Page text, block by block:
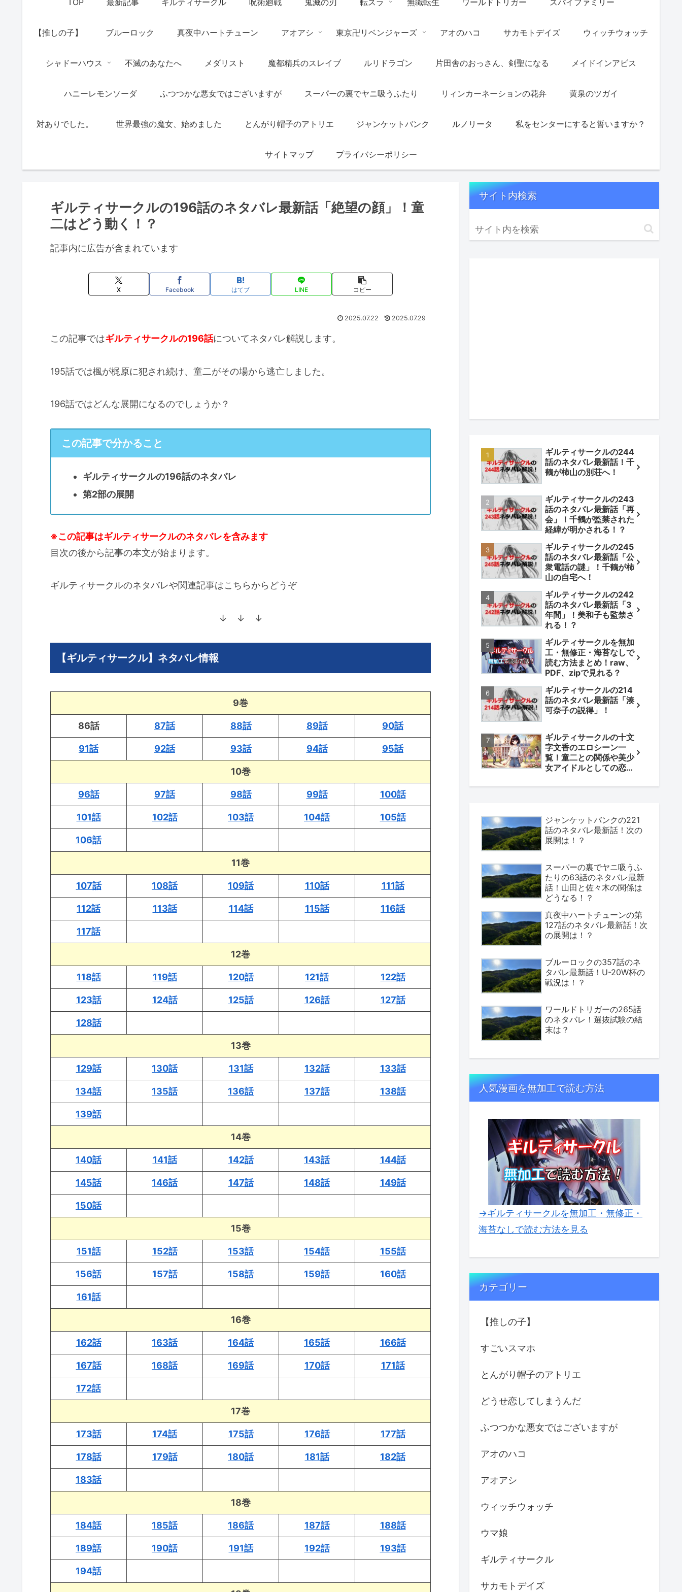
【推しの子】 ブルーロック 真夜中ハートチューン アオアシ 東京卍リベンジャーズ アオのハコ サカモトデイズ ウィッチウォッチ
シャドーハウス 不滅のあなたへ メダリスト 魔都精兵のスレイブ ルリドラゴン 片田舎のおっさん、剣聖になる メイドインアビス
ハニーレモンソーダ ふつつかな悪女ではございますが スーパーの裏でヤニ吸うふたり リィンカーネーションの花弁 黄泉のツガイ
対ありでした。 世界最強の魔女、始めました とんがり帽子のアトリエ ジャンケットバンク ルノリータ 私をセンターにすると誓いますか？
サイトマップ プライバシーポリシー
ギルティサークルの196話のネタバレ最新話「絶望の顔」！童
二はどう動く！？
記事内に広告が含まれています
X Facebook はてブ LINE コピー
2025.07.22 2025.07.29
この記事ではギルティサークルの196話についてネタバレ解説します。
195話では楓が梶原に犯され続け、童二がその場から逃亡しました。
196話ではどんな展開になるのでしょうか？
この記事で分かること
ギルティサークルの196話のネタバレ
第2部の展開
※この記事はギルティサークルのネタバレを含みます
目次の後から記事の本文が始まります。
ギルティサークルのネタバレや関連記事はこちらからどうぞ
↓ ↓ ↓
【ギルティサークル】ネタバレ情報
9巻
86話 87話 88話 89話 90話
91話 92話 93話 94話 95話
10巻
96話 97話 98話 99話 100話
101話 102話 103話 104話 105話
106話
11巻
107話 108話 109話 110話 111話
112話 113話 114話 115話 116話
117話
12巻
118話 119話 120話 121話 122話
123話 124話 125話 126話 127話
128話
13巻
129話 130話 131話 132話 133話
134話 135話 136話 137話 138話
139話
14巻
140話 141話 142話 143話 144話
145話 146話 147話 148話 149話
150話
15巻
151話 152話 153話 154話 155話
156話 157話 158話 159話 160話
161話
16巻
162話 163話 164話 165話 166話
167話 168話 169話 170話 171話
172話
17巻
173話 174話 175話 176話 177話
178話 179話 180話 181話 182話
183話
18巻
184話 185話 186話 187話 188話
189話 190話 191話 192話 193話
194話
サイト内検索
ギルティサークルの244
話のネタバレ最新話！千
鶴が柿山の別荘へ！
ギルティサークルの243
話のネタバレ最新話「再
会」！千鶴が監禁された
経緯が明かされる！？
ギルティサークルの245
話のネタバレ最新話「公
衆電話の謎」！千鶴が柿
山の自宅へ！
ギルティサークルの242
話のネタバレ最新話「3
年間」！美和子も監禁さ
れる！？
ギルティサークルを無加
工・無修正・海苔なしで
読む方法まとめ！raw、
PDF、zipで見れる？
ギルティサークルの214
話のネタバレ最新話「湊
可奈子の説得」！
ギルティサークルの十文
字文香のエロシーン一
覧！童二との関係や美少
女アイドルとしての恋も
ジャンケットバンクの221
話のネタバレ最新話！次の
展開は！？
スーパーの裏でヤニ吸うふ
たりの63話のネタバレ最新
話！山田と佐々木の関係は
どうなる！？
真夜中ハートチューンの第
127話のネタバレ最新話！次
の展開は！？
ブルーロックの357話のネ
タバレ最新話！U-20W杯の
戦況は！？
ワールドトリガーの265話
のネタバレ！選抜試験の結
末は？
人気漫画を無加工で読む方法
→ギルティサークルを無加工・無修正・
海苔なしで読む方法を見る
カテゴリー
【推しの子】
すごいスマホ
とんがり帽子のアトリエ
どうせ恋してしまうんだ
ふつつかな悪女ではございますが
アオのハコ
アオアシ
ウィッチウォッチ
ウマ娘
ギルティサークル
サカモトデイズ